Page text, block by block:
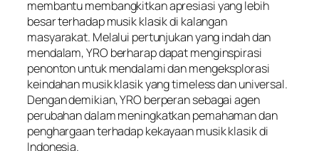
membantu membangkitkan apresiasi yang lebih
besar terhadap musik klasik di kalangan
masyarakat. Melalui pertunjukan yang indah dan
mendalam, YRO berharap dapat menginspirasi
penonton untuk mendalami dan mengeksplorasi
keindahan musik klasik yang timeless dan universal.
Dengan demikian, YRO berperan sebagai agen
perubahan dalam meningkatkan pemahaman dan
penghargaan terhadap kekayaan musik klasik di
Indonesia.